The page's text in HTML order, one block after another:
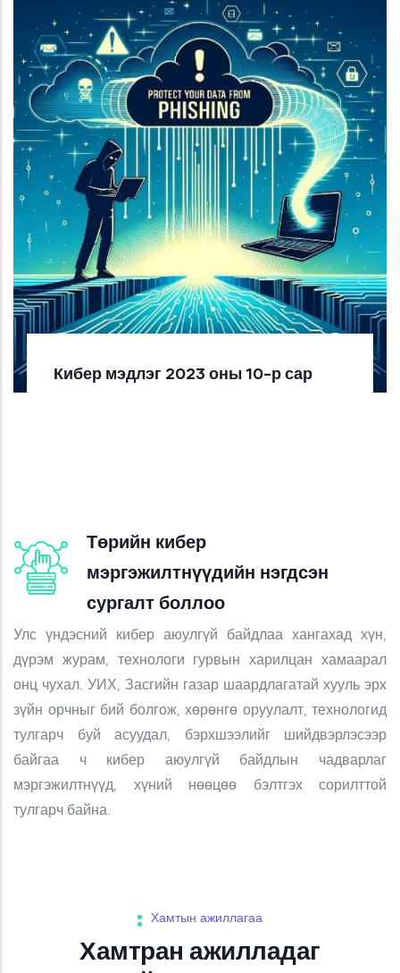
Кибер мэдлэг 2023 оны 10-р сар
Төрийн кибер
мэргэжилтнүүдийн нэгдсэн
сургалт боллоо
Улс үндэсний кибер аюулгүй байдлаа хангахад хүн,
дүрэм журам, технологи гурвын харилцан хамаарал
онц чухал. УИХ, Засгийн газар шаардлагатай хууль эрх
зүйн орчныг бий болгож, хөрөнгө оруулалт, технологид
тулгарч буй асуудал, бэрхшээлийг шийдвэрлэсээр
байгаа ч кибер аюулгүй байдлын чадварлаг
мэргэжилтнүүд, хүний нөөцөө бэлтгэх сорилттой
тулгарч байна.
Хамтын ажиллагаа
Хамтран ажилладаг